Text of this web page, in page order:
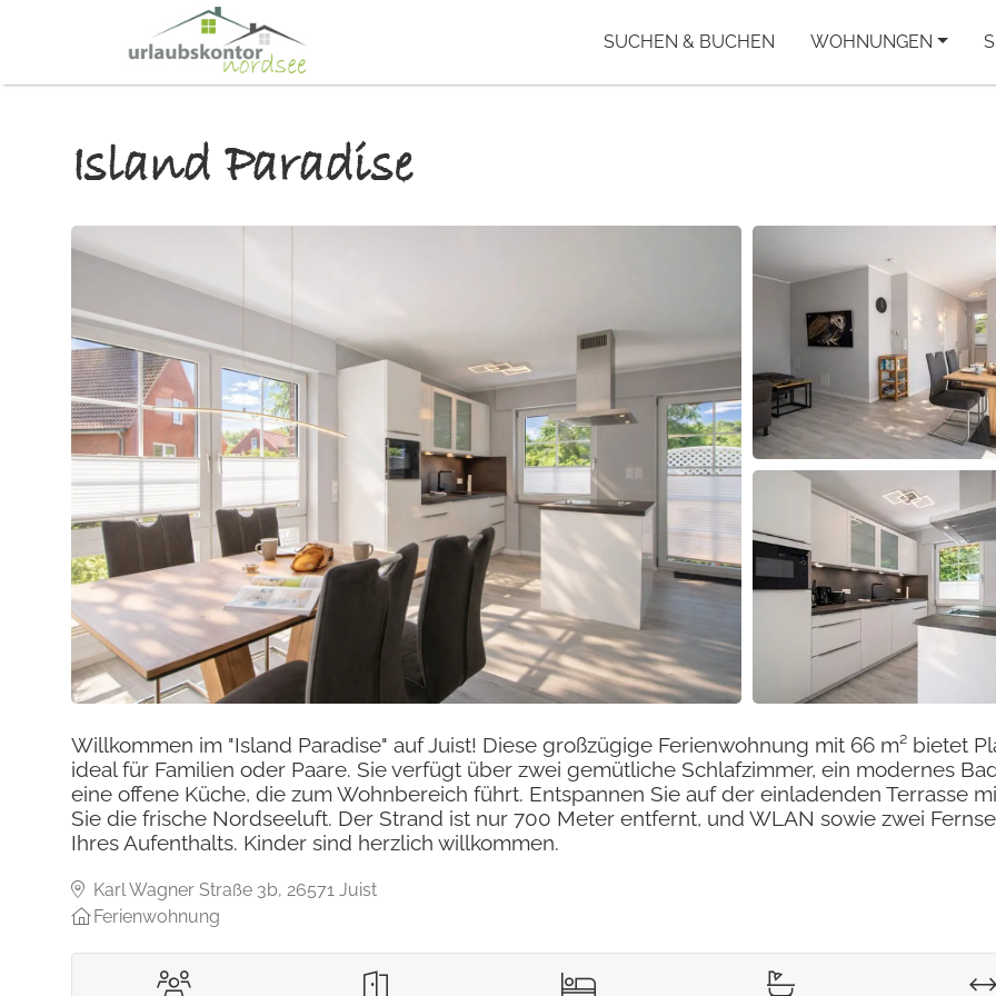
SUCHEN & BUCHEN WOHNUNGEN
Island Paradise
Willkommen im "Island Paradise" auf Juist! Diese großzügige Ferienwohnung mit 66 m² bietet
ideal für Familien oder Paare. Sie verfügt über zwei gemütliche Schlafzimmer, ein modernes
eine offene Küche, die zum Wohnbereich führt. Entspannen Sie auf der einladenden Terrasse
Sie die frische Nordseeluft. Der Strand ist nur 700 Meter entfernt, und WLAN sowie zwei
Ihres Aufenthalts. Kinder sind herzlich willkommen.
Karl Wagner Straße 3b, 26571 Juist
Ferienwohnung